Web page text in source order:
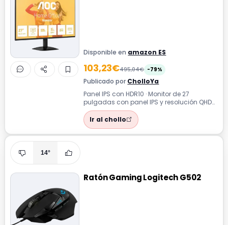
Disponible en amazon ES
103,23€495,04€ -79%
Publicado por CholloYa
Panel IPS con HDR10 · Monitor de 27
pulgadas con panel IPS y resolución QHD
(2560x1440), diseñado para ofrecer una
ex...Ir al chollo
14°
Ratón Gaming Logitech G502